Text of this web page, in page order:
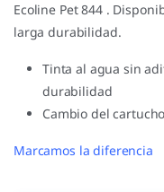
Ecoline Pet 844 .
larga durabilidad.
Tinta al agua sin
durabilidad
Cambio del
Marcamos la diferencia